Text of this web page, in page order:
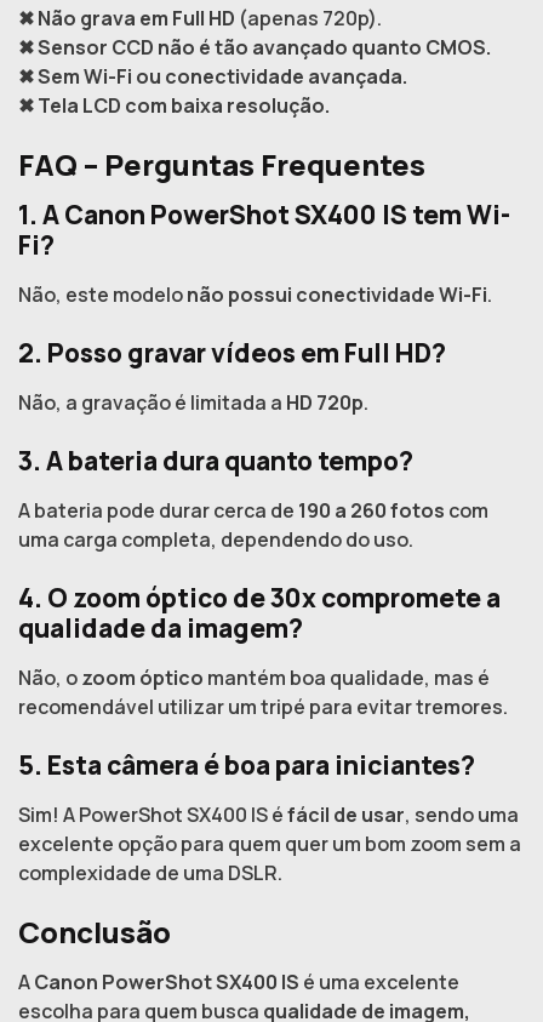
✖Não grava em Full HD (apenas 720p).
✖Sensor CCD não é tão avançado quanto CMOS.
✖Sem Wi-Fi ou conectividade avançada.
✖Tela LCD com baixa resolução.
FAQ – Perguntas Frequentes
1. A Canon PowerShot SX400 IS tem Wi-
Fi?
Não, este modelonão possui conectividade Wi-Fi.
2. Posso gravar vídeos em Full HD?
Não, a gravação é limitada a HD 720p.
3. A bateria dura quanto tempo?
A bateria pode durar cerca de 190 a 260 fotos com
uma carga completa, dependendo do uso.
4. O zoom óptico de 30x compromete a
qualidade da imagem?
Não, ozoom óptico mantém boa qualidade, mas é
recomendável utilizar um tripé para evitar tremores.
5. Esta câmera é boa para iniciantes?
Sim! A PowerShot SX400 IS éfácil de usar, sendo uma
excelente opção para quem quer um bom zoom sem a
complexidade de uma DSLR.
Conclusão
ACanon PowerShot SX400 IS é uma excelente
escolha para quem busca qualidade de imagem,